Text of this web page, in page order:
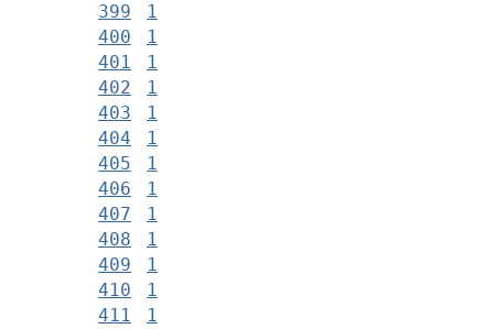
399
1
400
1
401
1
402
1
403
1
404
1
405
1
406
1
407
1
408
1
409
1
410
1
411
1